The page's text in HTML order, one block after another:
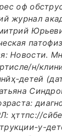
оф
журнал
Новости.
н/
детей
ҳттпс://
у-